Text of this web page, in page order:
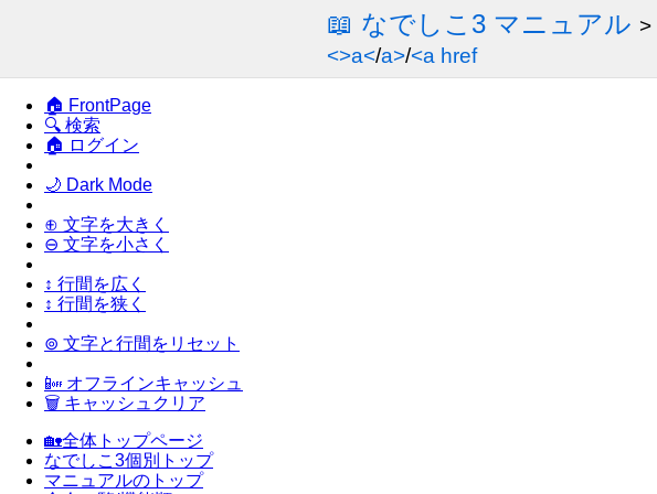
📖 なでしこ3 マニュアル >
<>a</a>/<a href
🏠 FrontPage
🔍 検索
🏠 ログイン
🌙 Dark Mode
⊕ 文字を大きく
⊖ 文字を小さく
↕ 行間を広く
↕ 行間を狭く
⊚ 文字と行間をリセット
📴 オフラインキャッシュ
🗑 キャッシュクリア
🏡全体トップページ
なでしこ3個別トップ
マニュアルのトップ